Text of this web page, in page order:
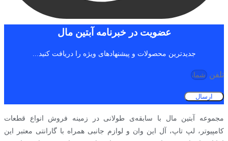
عضویت در خبرنامه آبتین مال
جدیدترین محصولات و پیشنهادهای ویژه را دریافت کنید...
تلفن
ارسال
مجموعه آبتین مال با سابقه‌ی طولانی در زمینه فروش انواع قطعات
کامپیوتر، لپ تاپ، آل این وان و لوازم جانبی همراه با گارانتی معتبر این